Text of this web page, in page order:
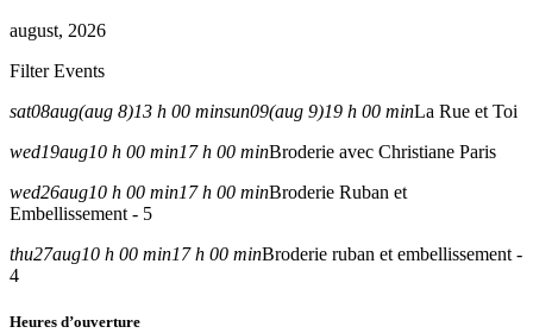
august, 2026
Filter Events
sat08aug(aug 8)13 h 00 minsun09(aug 9)19 h 00 minLa Rue et Toi
wed19aug10 h 00 min17 h 00 minBroderie avec Christiane Paris
wed26aug10 h 00 min17 h 00 minBroderie Ruban et
Embellissement - 5
thu27aug10 h 00 min17 h 00 minBroderie ruban et embellissement -
4
Heures d’ouverture